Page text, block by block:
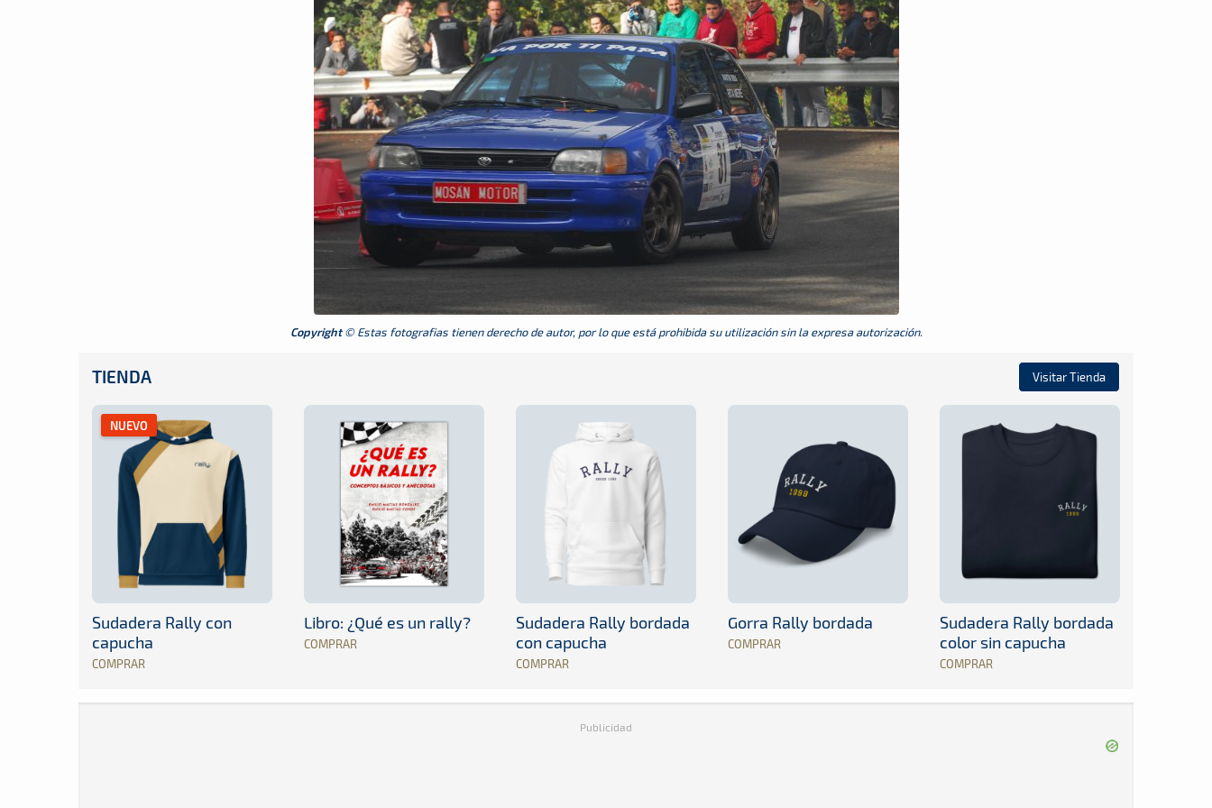
Copyright© Estas fotografias tienen derecho de autor, por lo que está prohibida su utilización sin la expresa autorización.
TIENDA Visitar Tienda
NUEVO
Sudadera Rally con
capucha
COMPRAR
Libro: ¿Qué es un rally?
COMPRAR
Sudadera Rally bordada
con capucha
COMPRAR
Gorra Rally bordada
COMPRAR
Sudadera Rally bordada
color sin capucha
COMPRAR
Publicidad